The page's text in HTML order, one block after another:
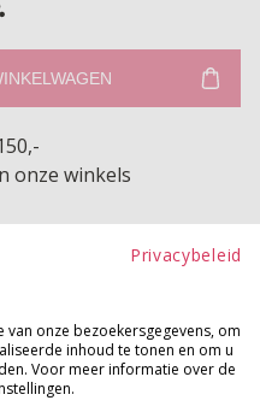
onze winkels
schoenversiering is
boots of loafers
vast en geef je schoenen
of glam.
Privacybeleid
onze bezoekersgegevens, om
inhoud te tonen en om u
Voor meer informatie over de